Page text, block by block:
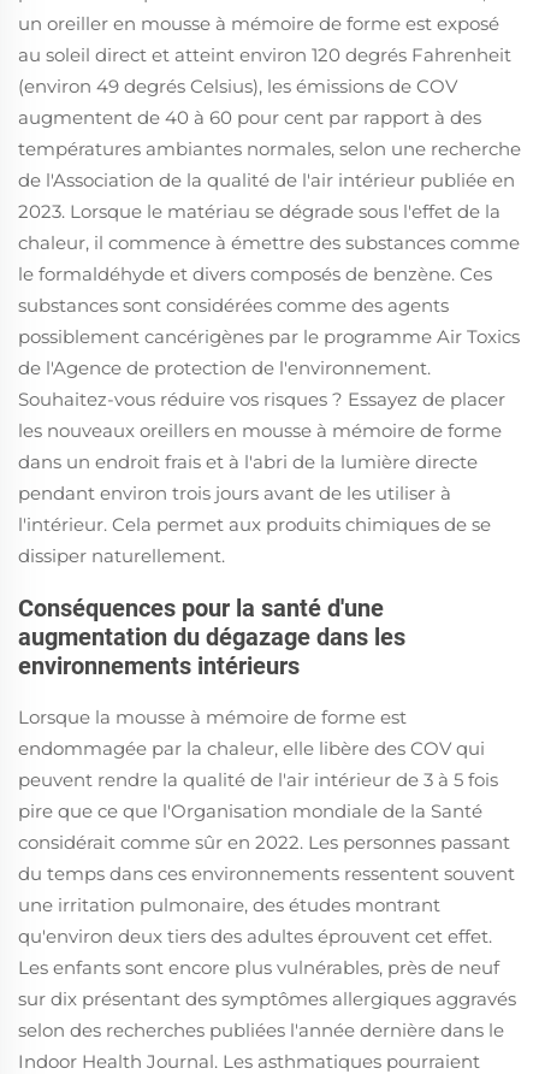
un oreiller en mousse à mémoire de forme est exposé
au soleil direct et atteint environ 120 degrés Fahrenheit
(environ 49 degrés Celsius), les émissions de COV
augmentent de 40 à 60 pour cent par rapport à des
températures ambiantes normales, selon une recherche
de l'Association de la qualité de l'air intérieur publiée en
2023. Lorsque le matériau se dégrade sous l'effet de la
chaleur, il commence à émettre des substances comme
le formaldéhyde et divers composés de benzène. Ces
substances sont considérées comme des agents
possiblement cancérigènes par le programme Air Toxics
de l'Agence de protection de l'environnement.
Souhaitez-vous réduire vos risques ? Essayez de placer
les nouveaux oreillers en mousse à mémoire de forme
dans un endroit frais et à l'abri de la lumière directe
pendant environ trois jours avant de les utiliser à
l'intérieur. Cela permet aux produits chimiques de se
dissiper naturellement.
Conséquences pour la santé d'une
augmentation du dégazage dans les
environnements intérieurs
Lorsque la mousse à mémoire de forme est
endommagée par la chaleur, elle libère des COV qui
peuvent rendre la qualité de l'air intérieur de 3 à 5 fois
pire que ce que l'Organisation mondiale de la Santé
considérait comme sûr en 2022. Les personnes passant
du temps dans ces environnements ressentent souvent
une irritation pulmonaire, des études montrant
qu'environ deux tiers des adultes éprouvent cet effet.
Les enfants sont encore plus vulnérables, près de neuf
sur dix présentant des symptômes allergiques aggravés
selon des recherches publiées l'année dernière dans le
Indoor Health Journal. Les asthmatiques pourraient